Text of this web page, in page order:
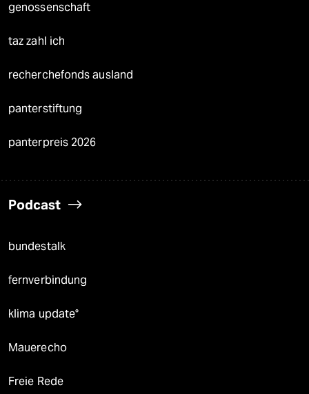
genossenschaft
taz zahl ich
recherchefonds ausland
panterstiftung
panterpreis 2026
Podcast
bundestalk
fernverbindung
klima update°
Mauerecho
Freie Rede